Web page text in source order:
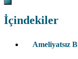
İçindekiler
Ameliyatsız